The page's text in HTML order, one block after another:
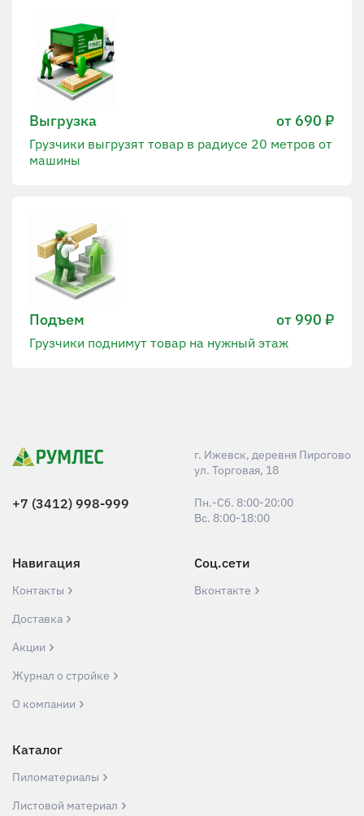
Выгрузка от 690 ₽
Грузчики выгрузят товар в радиусе 20 метров от
машины
Подъем от 990 ₽
Грузчики поднимут товар на нужный этаж
г. Ижевск, деревня Пирогово
ул. Торговая, 18
+7 (3412) 998-999
Пн.-Сб. 8:00-20:00
Вс. 8:00-18:00
Навигация
Контакты
Доставка
Акции
Журнал о стройке
О компании
Соц.сети
Вконтакте
Каталог
Пиломатериалы
Листовой материал